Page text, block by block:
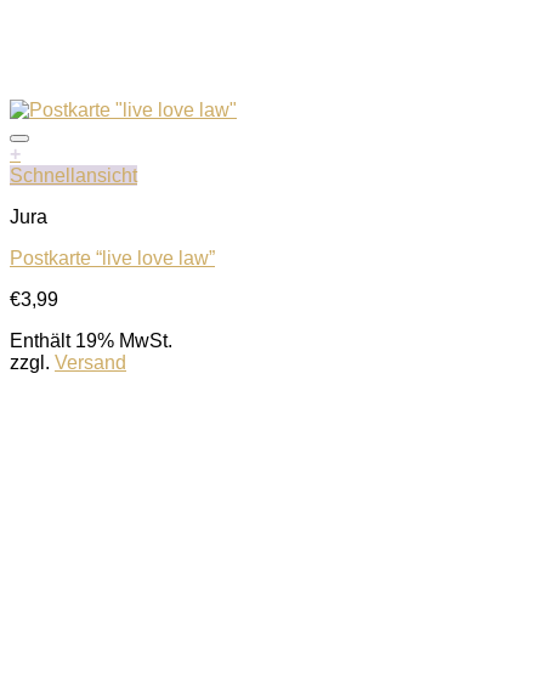
+
Schnellansicht
Jura
Postkarte “live love law”
€3,99
Enthält 19% MwSt.
zzgl. Versand